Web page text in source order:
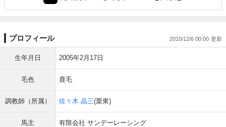
プロフィール 2010/12/6 00:00
生年月日 2005年2月17日
毛色 鹿毛
調教師（所属） 佐々木 晶三(栗東)
馬主 有限会社 サンデーレーシング